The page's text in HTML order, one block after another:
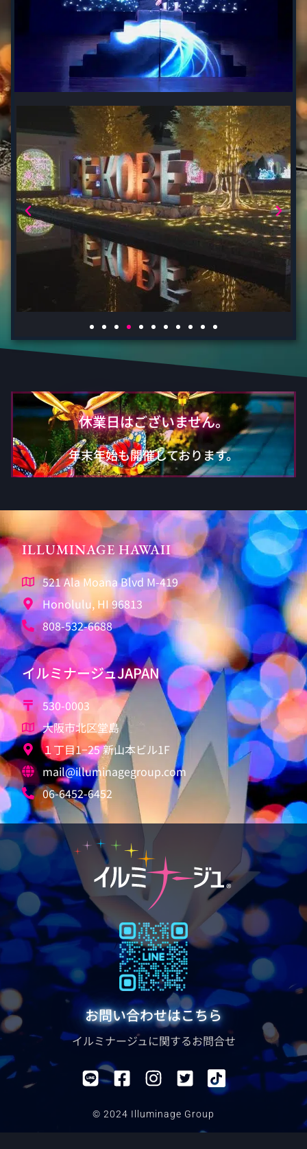
休業日はございません。
年末年始も開催しております。
お問い合わせはこちら
イルミナージュに関するお問合せ
© 2024 Illuminage Group
イルミナージュJAPAN
530-0003
大阪市北区堂島
１丁目1−25 新山本ビル1F
mail@illuminagegroup.com
06-6452-6452
ILLUMINAGE HAWAII
521 Ala Moana Blvd M-419
Honolulu, HI 96813
808-532-6688